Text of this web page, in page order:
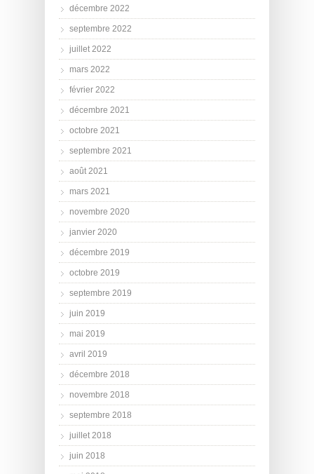
décembre 2022
septembre 2022
juillet 2022
mars 2022
février 2022
décembre 2021
octobre 2021
septembre 2021
août 2021
mars 2021
novembre 2020
janvier 2020
décembre 2019
octobre 2019
septembre 2019
juin 2019
mai 2019
avril 2019
décembre 2018
novembre 2018
septembre 2018
juillet 2018
juin 2018